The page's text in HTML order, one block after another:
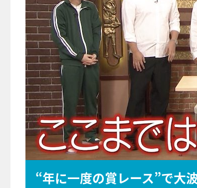
“年に一度の賞レース”で大